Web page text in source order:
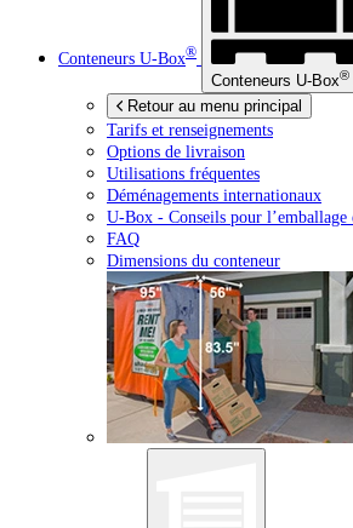
Conteneurs U-Box®
Conteneurs U-Box®
Retour au menu principal
Tarifs et renseignements
Options de livraison
Utilisations fréquentes
Déménagements internationaux
U-Box - Conseils pour
FAQ
Dimensions du conteneur